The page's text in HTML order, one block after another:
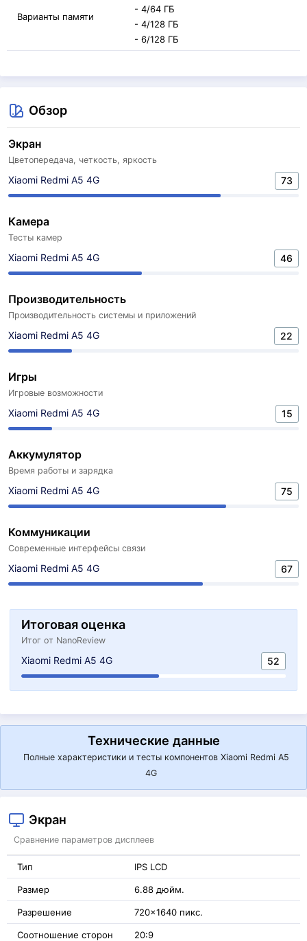
Варианты памяти
- 4/64 ГБ
- 4/128 ГБ
- 6/128 ГБ
Обзор
Экран
Цветопередача, четкость, яркость
Xiaomi Redmi A5 4G 73
Камера
Тесты камер
Xiaomi Redmi A5 4G 46
Производительность
Производительность системы и приложений
Xiaomi Redmi A5 4G 22
Игры
Игровые возможности
Xiaomi Redmi A5 4G 15
Аккумулятор
Время работы и зарядка
Xiaomi Redmi A5 4G 75
Коммуникации
Современные интерфейсы связи
Xiaomi Redmi A5 4G 67
Итоговая оценка
Итог от NanoReview
Xiaomi Redmi A5 4G 52
Технические данные
Полные характеристики и тесты компонентов Xiaomi Redmi A5
4G
Экран
Сравнение параметров дисплеев
Тип IPS LCD
Размер 6.88 дюйм.
Разрешение 720x1640 пикс.
Соотношение сторон 20:9